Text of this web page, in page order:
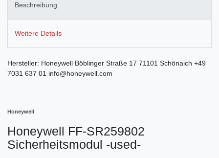
Beschreibung
Weitere Details
Hersteller: Honeywell Böblinger Straße 17 71101 Schönaich +49
7031 637 01 info@honeywell.com
Honeywell
Honeywell FF-SR259802
Sicherheitsmodul -used-